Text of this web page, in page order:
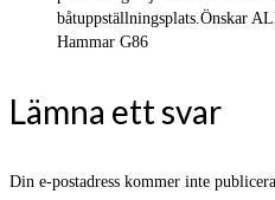
båtuppställningsplats.Önskar
Hammar G86
Lämna ett svar
Din e-postadress kommer inte